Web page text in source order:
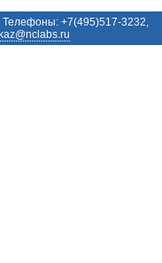
+7(495)517-3232,